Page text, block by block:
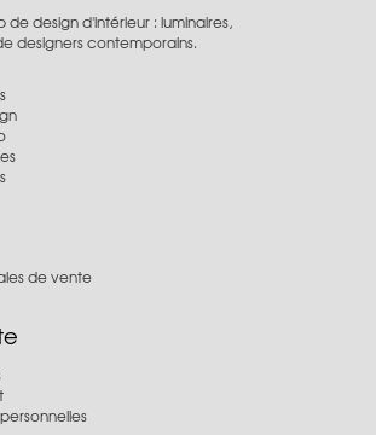
de design d'intérieur : luminaires,
designers contemporains.
de vente